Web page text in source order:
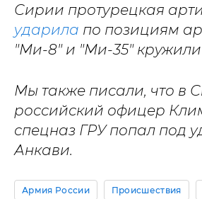
Сирии протурецкая
ударила по позициям
"Ми-8" и "Ми-35"
Мы также писали, что в
российский офицер
спецназ ГРУ попал под
Анкави.
Армия России Происшествия